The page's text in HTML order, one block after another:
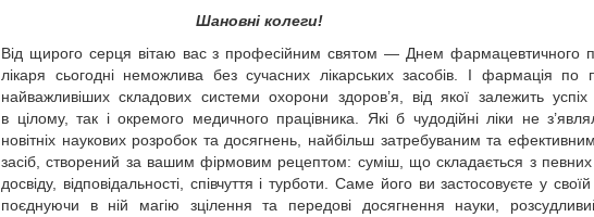
Шановні колеги!
Від щирого серця вітаю вас з професійним святом — Днем фармацевтичного
лікаря сьогодні неможлива без сучасних лікарських засобів. І фармація
найважливіших складових системи охорони здоров’я, від якої залежить успіх
в цілому, так і окремого медичного працівника. Які б чудодійні ліки не
новітніх наукових розробок та досягнень, найбільш затребуваним та
засіб, створений за вашим фірмовим рецептом: суміш, що складається з певних
досвіду, відповідальності, співчуття і турботи. Саме його ви застосовуєте у
поєднуючи в ній магію зцілення та передові досягнення науки,